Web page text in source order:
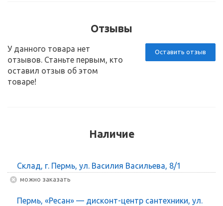
Отзывы
Оставить отзыв
У данного товара нет
отзывов. Станьте первым, кто
оставил отзыв об этом
товаре!
Наличие
Склад, г. Пермь, ул. Василия Васильева, 8/1
Можно заказать
Пермь, «Ресан» — дисконт-центр сантехники, ул.